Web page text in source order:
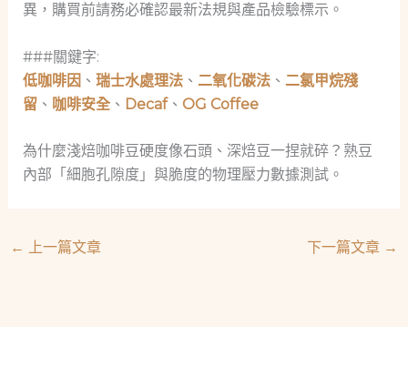
異，購買前請務必確認最新法規與產品檢驗標示。
###關鍵字:
低咖啡因 、 瑞士水處理法、 二氧化碳法、 二氯甲烷殘
留、 咖啡安全、 Decaf、 OG Coffee
為什麼淺焙咖啡豆硬度像石頭、深焙豆一捏就碎？熟豆
內部「細胞孔隙度」與脆度的物理壓力數據測試。
← 上一篇文章 下一篇文章 →